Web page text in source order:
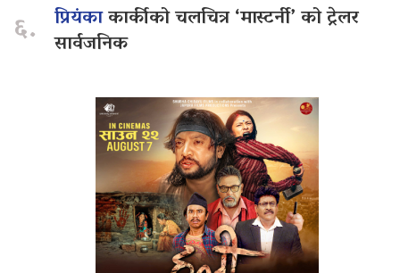
६. प्रियंकाकार्कीको चलचित्र ‘मास्टर्नी’ को ट्रेलर
सार्वजनिक